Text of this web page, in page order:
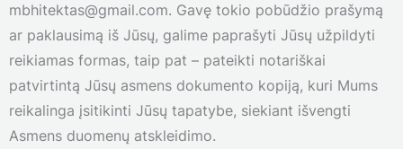
mbhitektas@gmail.com. Gavę tokio pobūdžio prašymą
ar paklausimą iš Jūsų, galime paprašyti Jūsų užpildyti
reikiamas formas, taip pat – pateikti notariškai
patvirtintą Jūsų asmens dokumento kopiją, kuri Mums
reikalinga įsitikinti Jūsų tapatybe, siekiant išvengti
Asmens duomenų atskleidimo.